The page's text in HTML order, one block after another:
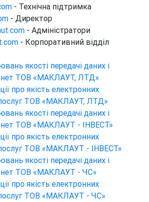
- Технічна підтримка
- Директор
- Адміністратори
- Корпоративний відділ
якості передачі даних і
ТОВ «МАКЛАУТ, ЛТД»
про якість електронних
послуг ТОВ «МАКЛАУТ, ЛТД»
якості передачі даних і
ТОВ «МАКЛАУТ - ІНВЕСТ»
про якість електронних
ТОВ «МАКЛАУТ - ІНВЕСТ»
якості передачі даних і
ТОВ «МАКЛАУТ - ЧС»
про якість електронних
послуг ТОВ «МАКЛАУТ - ЧС»